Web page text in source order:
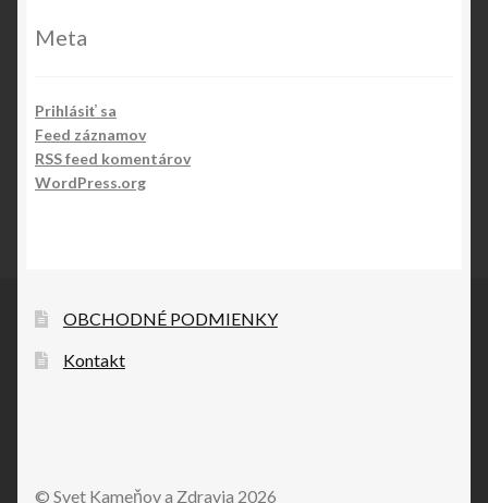
Meta
Prihlásiť sa
Feed záznamov
RSS feed komentárov
WordPress.org
OBCHODNÉ PODMIENKY
Kontakt
© Svet Kameňov a Zdravia 2026